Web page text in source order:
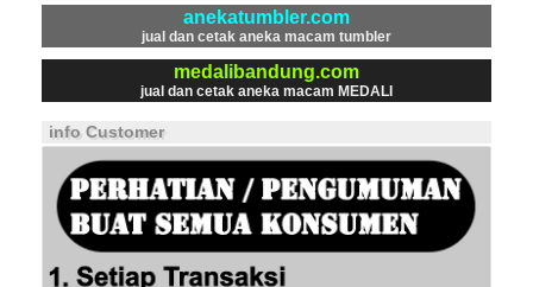
anekatumbler.com
jual dan cetak aneka macam tumbler
medalibandung.com
jual dan cetak aneka macam MEDALI
info Customer